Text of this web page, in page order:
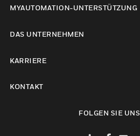
MYAUTOMATION-UNTERSTÜTZUNG
DAS UNTERNEHMEN
KARRIERE
KONTAKT
FOLGEN SIE UNS